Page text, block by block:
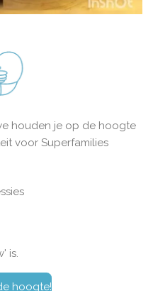
houden je op de hoogte
voor Superfamilies
is.
hoogte!